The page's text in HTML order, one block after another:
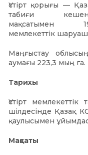
Үстірт қорығы —
табиғи
мақсатымен
мемлекеттік
Маңғыстау
аумағы 223,3 мың га.
Тарихы
Үстірт
шілдесінде Қазақ
қаулысымен
Мақсаты